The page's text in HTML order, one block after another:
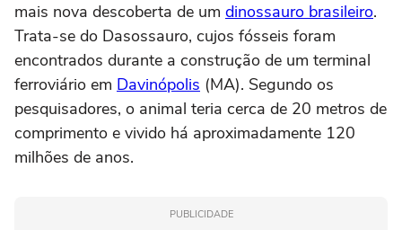
mais nova descoberta de um dinossauro brasileiro.
Trata-se do Dasossauro, cujos fósseis foram
encontrados durante a construção de um terminal
ferroviário em Davinópolis (MA). Segundo os
pesquisadores, o animal teria cerca de 20 metros de
comprimento e vivido há aproximadamente 120
milhões de anos.
PUBLICIDADE